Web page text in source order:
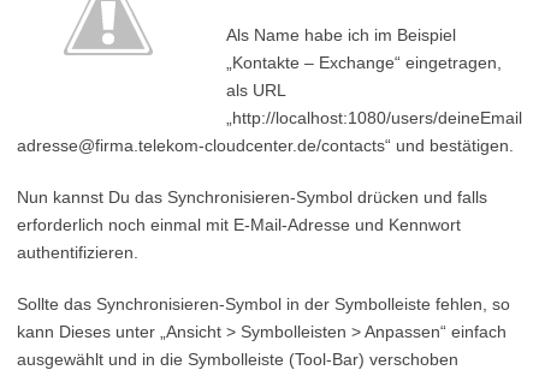
Als Name habe ich im Beispiel
„Kontakte – Exchange“ eingetragen,
als URL
„http://localhost:1080/users/deineEmail
adresse@firma.telekom-cloudcenter.de/contacts“ und bestätigen.
Nun kannst Du das Synchronisieren-Symbol drücken und falls
erforderlich noch einmal mit E-Mail-Adresse und Kennwort
authentifizieren.
Sollte das Synchronisieren-Symbol in der Symbolleiste fehlen, so
kann Dieses unter „Ansicht > Symbolleisten > Anpassen“ einfach
ausgewählt und in die Symbolleiste (Tool-Bar) verschoben